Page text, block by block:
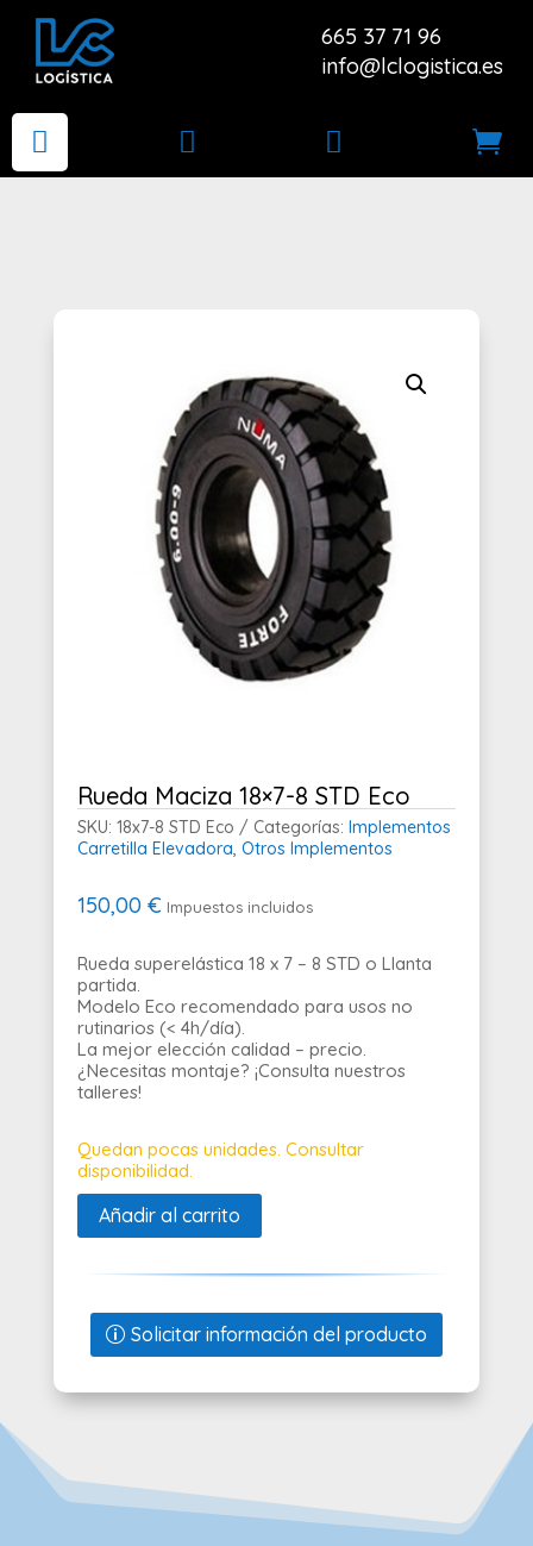
665 37 71 96
info@lclogistica.es
   
Rueda Maciza 18×7-8 STD Eco
SKU: 18x7-8 STD Eco Categorías: Implementos
Carretilla Elevadora, Otros Implementos
150,00 € Impuestos incluidos
Rueda superelástica 18 x 7 – 8 STD o Llanta
partida.
Modelo Eco recomendado para usos no
rutinarios (< 4h/día).
La mejor elección calidad – precio.
¿Necesitas montaje? ¡Consulta nuestros
talleres!
Quedan pocas unidades. Consultar
disponibilidad.
Añadir al carrito
Solicitar información del producto